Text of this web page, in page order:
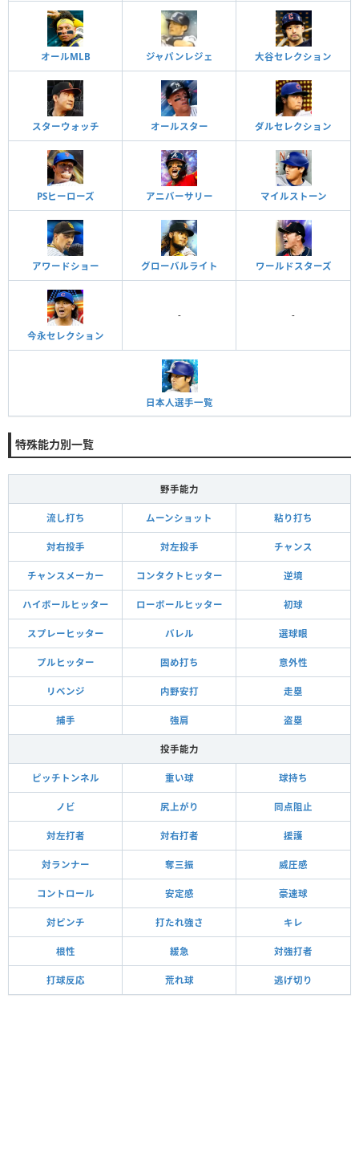
オールMLB ジャパンレジェ 大谷セレクション
スターウォッチ オールスター ダルセレクション
PSヒーローズ アニバーサリー マイルストーン
アワードショー グローバルライト ワールドスターズ
今永セレクション
- -
日本人選手一覧
特殊能力別一覧
野手能力
流し打ち ムーンショット 粘り打ち
対右投手 対左投手 チャンス
チャンスメーカー コンタクトヒッター 逆境
ハイボールヒッター ローボールヒッター 初球
スプレーヒッター バレル 選球眼
プルヒッター 固め打ち 意外性
リベンジ 内野安打 走塁
捕手 強肩 盗塁
投手能力
ピッチトンネル 重い球 球持ち
ノビ 尻上がり 同点阻止
対左打者 対右打者 援護
対ランナー 奪三振 威圧感
コントロール 安定感 豪速球
対ピンチ 打たれ強さ キレ
根性 緩急 対強打者
打球反応 荒れ球 逃げ切り